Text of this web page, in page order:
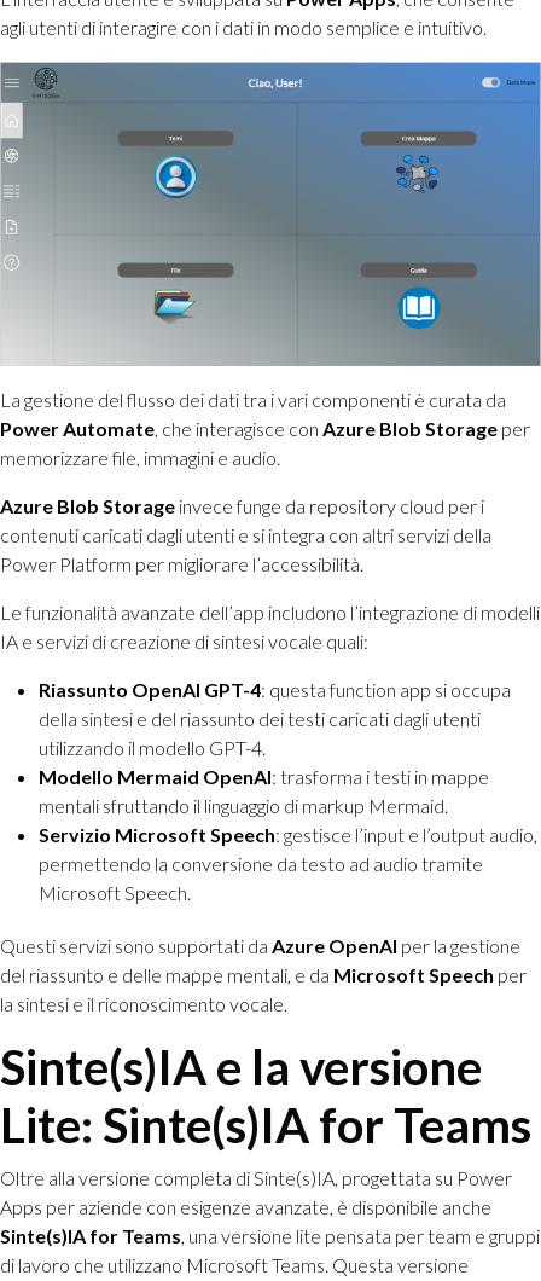
agli utenti di interagire con i dati in modo semplice e intuitivo.
La gestione del flusso dei dati tra i vari componenti è curata da
Power Automate, che interagisce con Azure Blob Storage per
memorizzare file, immagini e audio.
Azure Blob Storage invece funge da repository cloud per i
contenuti caricati dagli utenti e si integra con altri servizi della
Power Platform per migliorare l’accessibilità.
Le funzionalità avanzate dell’app includono l’integrazione di modelli
IA e servizi di creazione di sintesi vocale quali:
Riassunto OpenAI GPT-4: questa function app si occupa
della sintesi e del riassunto dei testi caricati dagli utenti
utilizzando il modello GPT-4.
Modello Mermaid OpenAI: trasforma i testi in mappe
mentali sfruttando il linguaggio di markup Mermaid.
Servizio Microsoft Speech: gestisce l’input e l’output audio,
permettendo la conversione da testo ad audio tramite
Microsoft Speech.
Questi servizi sono supportati da Azure OpenAI per la gestione
del riassunto e delle mappe mentali, e da Microsoft Speech per
la sintesi e il riconoscimento vocale.
Sinte(s)IA e la versione
Lite: Sinte(s)IA for Teams
Oltre alla versione completa di Sinte(s)IA, progettata su Power
Apps per aziende con esigenze avanzate, è disponibile anche
Sinte(s)IA for Teams, una versione lite pensata per team e gruppi
di lavoro che utilizzano Microsoft Teams. Questa versione